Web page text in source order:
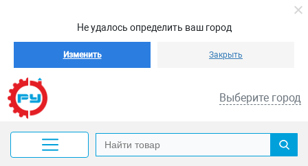
Не удалось определить ваш город
Изменить Закрыть
Выберите город